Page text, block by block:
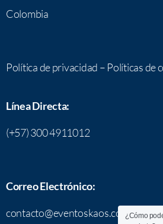
Colombia
Política de privacidad – Políticas de
Línea Directa:
(+57) 300 4911012
Correo Electrónico:
contacto@eventoskaos.com¿Cómo